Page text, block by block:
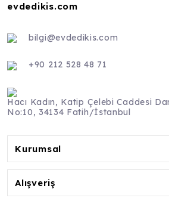
evdedikis.com
bilgi@evdedikis.com
+90 212 528 48 71
Hacı Kadın, Katip Çelebi Caddesi
No:10, 34134 Fatih/İstanbul
Kurumsal
Alışveriş